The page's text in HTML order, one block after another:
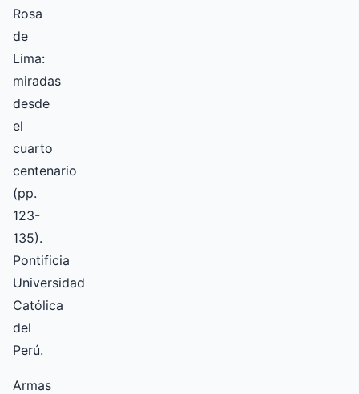
Rosa
de
Lima:
miradas
desde
el
cuarto
centenario
(pp.
123-
135).
Pontificia
Universidad
Católica
del
Perú.
Armas